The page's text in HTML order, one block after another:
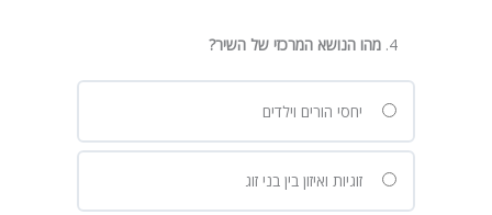
מהו הנושא המרכזי של השיר?
יחסי הורים וילדים
זוגיות ואיזון בין בני זוג